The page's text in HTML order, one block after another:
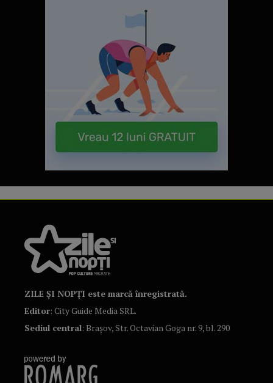
ZILE ȘI NOPȚI este marcă înregistrată.
Editor: City Guide Media SRL.
Sediul central: Brașov, Str. Octavian Goga nr. 9, bl. 290